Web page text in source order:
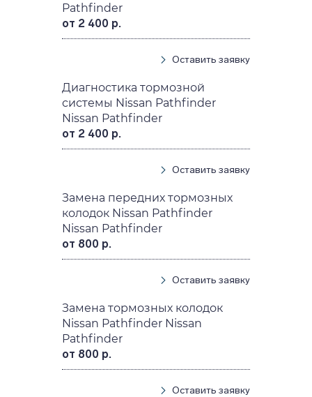
Pathfinder
от 2 400 р.
Оставить заявку
Диагностика тормозной
системы Nissan Pathfinder
Nissan Pathfinder
от 2 400 р.
Оставить заявку
Замена передних тормозных
колодок Nissan Pathfinder
Nissan Pathfinder
от 800 р.
Оставить заявку
Замена тормозных колодок
Nissan Pathfinder Nissan
Pathfinder
от 800 р.
Оставить заявку